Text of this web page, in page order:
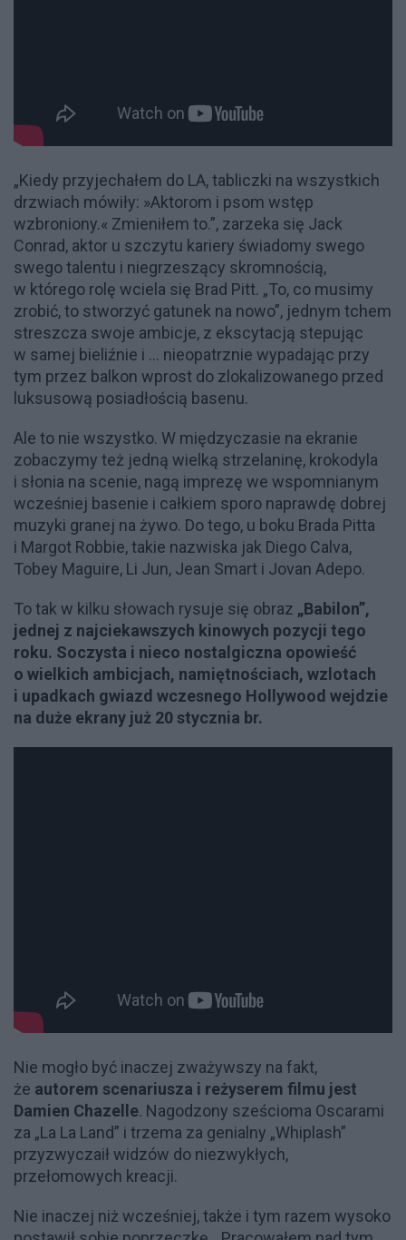
„Kiedy przyjechałem do LA, tabliczki na wszystkich
drzwiach mówiły: »Aktorom i psom wstęp
wzbroniony.« Zmieniłem to.”, zarzeka się Jack
Conrad, aktor u szczytu kariery świadomy swego
swego talentu i niegrzeszący skromnością,
w którego rolę wciela się Brad Pitt. „To, co musimy
zrobić, to stworzyć gatunek na nowo”, jednym tchem
streszcza swoje ambicje, z ekscytacją stepując
w samej bieliźnie i … nieopatrznie wypadając przy
tym przez balkon wprost do zlokalizowanego przed
luksusową posiadłością basenu.
Ale to nie wszystko. W międzyczasie na ekranie
zobaczymy też jedną wielką strzelaninę, krokodyla
i słonia na scenie, nagą imprezę we wspomnianym
wcześniej basenie i całkiem sporo naprawdę dobrej
muzyki granej na żywo. Do tego, u boku Brada Pitta
i Margot Robbie, takie nazwiska jak Diego Calva,
Tobey Maguire, Li Jun, Jean Smart i Jovan Adepo.
To tak w kilku słowach rysuje się obraz „Babilon”,
jednej z najciekawszych kinowych pozycji tego
roku. Soczysta i nieco nostalgiczna opowieść
o wielkich ambicjach, namiętnościach, wzlotach
i upadkach gwiazd wczesnego Hollywood wejdzie
na duże ekrany już 20 stycznia br.
Nie mogło być inaczej zważywszy na fakt,
że autorem scenariusza i reżyserem filmu jest
Damien Chazelle. Nagodzony sześcioma Oscarami
za „La La Land” i trzema za genialny „Whiplash”
przyzwyczaił widzów do niezwykłych,
przełomowych kreacji.
Nie inaczej niż wcześniej, także i tym razem wysoko